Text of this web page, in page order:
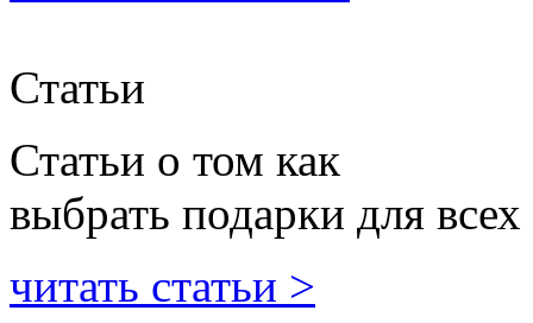
Статьи
Статьи о том как
выбрать подарки для всех
читать статьи >